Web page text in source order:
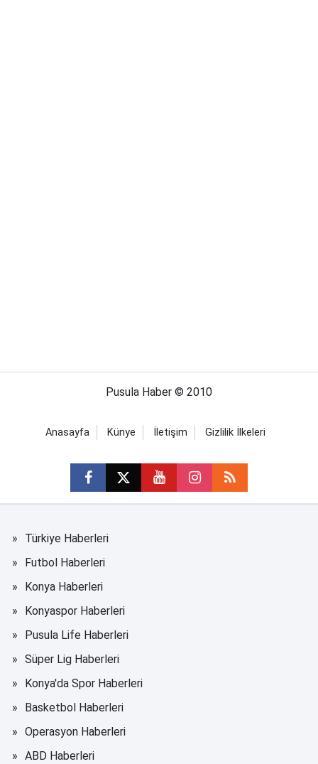
Pusula Haber © 2010
Anasayfa Künye İletişim Gizlilik İlkeleri
Türkiye Haberleri
Futbol Haberleri
Konya Haberleri
Konyaspor Haberleri
Pusula Life Haberleri
Süper Lig Haberleri
Konya'da Spor Haberleri
Basketbol Haberleri
Operasyon Haberleri
ABD Haberleri